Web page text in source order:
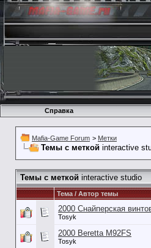
Справка
Mafia-Game Forum > Метки
Темы с меткой interactive
Темы с меткой interactive studio
Тема / Автор темы
2000 Снайперская
Tosyk
2000 Beretta M92FS
Tosyk